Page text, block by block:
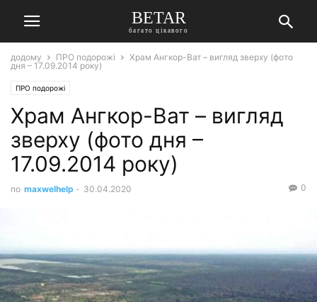
BETAR
багато цікавого
додому ПРО подорожі
Храм Ангкор-Ват – вигляд зверху (фото
дня – 17.09.2014 року)
ПРО подорожі
Храм Ангкор-Ват – вигляд
зверху (фото дня –
17.09.2014 року)
по maxwelhelp - 30.04.2020 0